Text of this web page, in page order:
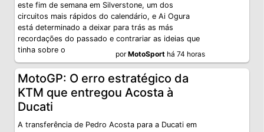
este fim de semana em Silverstone, um dos
circuitos mais rápidos do calendário, e Ai Ogura
está determinado a deixar para trás as más
recordações do passado e contrariar as ideias que
tinha sobre o
porMotoSport há 74 horas
MotoGP: O erro estratégico da
KTM que entregou Acosta à
Ducati
A transferência de Pedro Acosta para a Ducati em